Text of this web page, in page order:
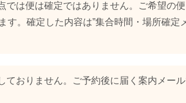
では便は確定ではありません。ご希望の
。確定した内容は”集合時間・場所確定
おりません。ご予約後に届く案内メー